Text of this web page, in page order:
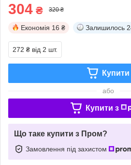
304 ₴ 320 ₴
Економія 16 ₴ Залишилось
272 ₴ від 2 шт.
Купити
або
Купити з
Що таке купити з Пром?
Замовлення під захистом